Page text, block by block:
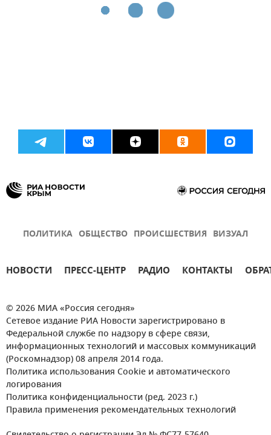
ПОЛИТИКА ОБЩЕСТВО ПРОИСШЕСТВИЯ ВИЗУАЛ
НОВОСТИ ПРЕСС-ЦЕНТР РАДИО КОНТАКТЫ
© 2026 МИА «Россия сегодня»
Сетевое издание РИА Новости зарегистрировано в
Федеральной службе по надзору в сфере связи,
информационных технологий и массовых коммуникаций
(Роскомнадзор) 08 апреля 2014 года.
Политика использования Cookie и автоматического
логирования
Политика конфиденциальности (ред. 2023 г.)
Правила применения рекомендательных технологий